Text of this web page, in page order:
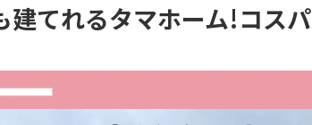
建てれるタマホーム!コス